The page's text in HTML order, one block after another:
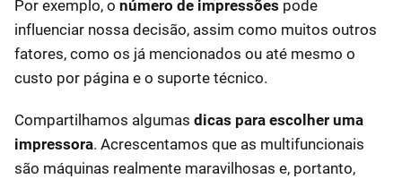
Por exemplo, o número de impressões pode
influenciar nossa decisão, assim como muitos outros
fatores, como os já mencionados ou até mesmo o
custo por página e o suporte técnico.
Compartilhamos algumas dicas para escolher uma
impressora. Acrescentamos que as multifuncionais
são máquinas realmente maravilhosas e, portanto,